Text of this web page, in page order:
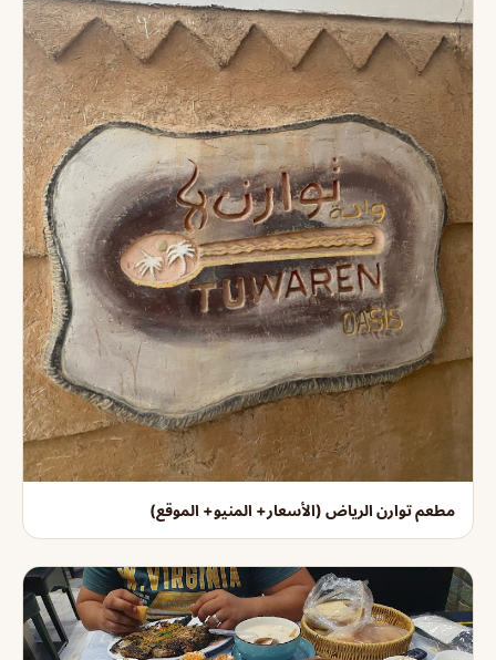
مطعم توارن الرياض (الأسعار+ المنيو+ الموقع)